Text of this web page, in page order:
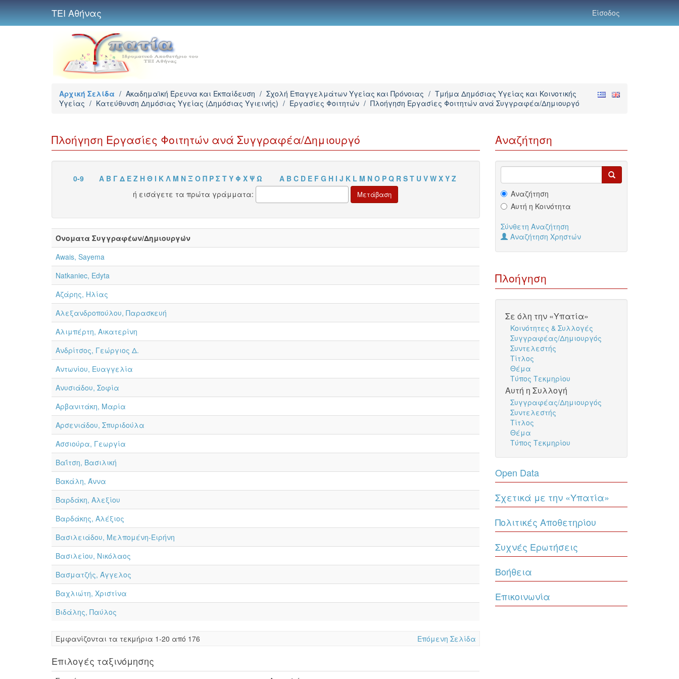
ΤΕΙ Αθήνας Είσοδος
Αρχική Σελίδα / Ακαδημαϊκή Έρευνα και Εκπαίδευση / Σχολή Επαγγελμάτων Υγείας και Πρόνοιας / Τμήμα Δημόσιας Υγείας και Κοινοτικής
Υγείας / Κατεύθυνση Δημόσιας Υγείας (Δημόσιας Υγιεινής) / Εργασίες Φοιτητών / Πλοήγηση Εργασίες Φοιτητών ανά Συγγραφέα/Δημιουργό
Πλοήγηση Εργασίες Φοιτητών ανά Συγγραφέα/Δημιουργό
0-9 Α Β Γ Δ Ε Ζ Η Θ Ι Κ Λ Μ Ν Ξ Ο Π Ρ Σ Τ Υ Φ Χ Ψ Ω A B C D E F G H I J K L M N O P Q R S T U V W X Y Z
ή εισάγετε τα πρώτα γράμματα:
Όνοματα Συγγραφέων/Δημιουργών
Awais, Sayema
Natkaniec, Edyta
Αζάρης, Ηλίας
Αλεξανδροπούλου, Παρασκευή
Αλιμπέρτη, Αικατερίνη
Ανδρίτσος, Γεώργιος Δ.
Αντωνίου, Ευαγγελία
Ανυσιάδου, Σοφία
Αρβανιτάκη, Μαρία
Αρσενιάδου, Σπυριδούλα
Ασσιούρα, Γεωργία
Βαΐτση, Βασιλική
Βακάλη, Άννα
Βαρδάκη, Αλεξίου
Βαρδάκης, Αλέξιος
Βασιλειάδου, Μελπομένη-Ειρήνη
Βασιλείου, Νικόλαος
Βασματζής, Άγγελος
Βαχλιώτη, Χριστίνα
Βιδάλης, Παύλος
Eμφανίζονται τα τεκμήρια 1-20 από 176 Επόμενη Σελίδα
Επιλογές ταξινόμησης
Αναζήτηση
Αναζήτηση
Αυτή η Κοινότητα
Σύνθετη Αναζήτηση
Αναζήτηση Χρηστών
Πλοήγηση
Σε όλη την «Υπατία»
Κοινότητες & Συλλογές
Συγγραφέας/Δημιουργός
Συντελεστής
Τίτλος
Θέμα
Τύπος Τεκμηρίου
Αυτή η Συλλογή
Συγγραφέας/Δημιουργός
Συντελεστής
Τίτλος
Θέμα
Τύπος Τεκμηρίου
Open Data
Σχετικά με την «Υπατία»
Πολιτικές Αποθετηρίου
Συχνές Ερωτήσεις
Βοήθεια
Επικοινωνία